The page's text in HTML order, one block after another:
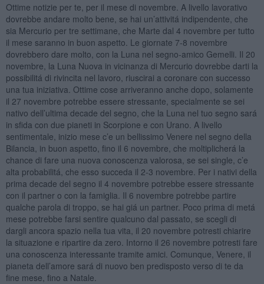
Ottime notizie per te, per il mese di novembre. A livello lavorativo
dovrebbe andare molto bene, se hai un’attivitá indipendente, che
sia Mercurio per tre settimane, che Marte dal 4 novembre per tutto
il mese saranno in buon aspetto. Le giornate 7-8 novembre
dovrebbero dare molto, con la Luna nel segno-amico Gemelli. Il 20
novembre, la Luna Nuova in vicinanza di Mercurio dovrebbe darti la
possibilitá di rivincita nel lavoro, riuscirai a coronare con successo
una tua iniziativa. Ottime cose arriveranno anche dopo, solamente
il 27 novembre potrebbe essere stressante, specialmente se sei
nativo dell’ultima decade del segno, che la Luna nel tuo segno sará
in sfida con due pianeti in Scorpione e con Urano. A livello
sentimentale, inizio mese c’e un bellissimo Venere nel segno della
Bilancia, in buon aspetto, fino il 6 novembre, che moltiplicherá la
chance di fare una nuova conoscenza valorosa, se sei single, c’e
alta probabilitá, che esso succeda il 2-3 novembre. Per i nativi della
prima decade del segno il 4 novembre potrebbe essere stressante
con il partner o con la famiglia. Il 6 novembre potrebbe partire
qualche parola di troppo, se hai giá un partner. Poco prima di metá
mese potrebbe farsi sentire qualcuno dal passato, se scegli di
dargli ancora spazio nella tua vita, il 20 novembre potresti chiarire
la situazione e ripartire da zero. Intorno il 26 novembre potresti fare
una conoscenza interessante tramite amici. Comunque, Venere, il
pianeta dell’amore sará di nuovo ben predisposto verso di te da
fine mese, fino a Natale.